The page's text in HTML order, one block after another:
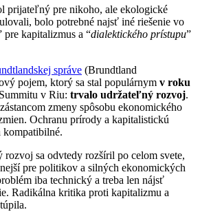
prijateľný pre nikoho, ale ekologické
bolo potrebné najsť iné riešenie vo
pre kapitalizmus a “dialektického prístupu”
správe (Brundtland
pojem, ktorý sa stal populárnym v roku
v Riu: trvalo udržateľný rozvoj.
zmeny spôsobu ekonomického
Ochranu prírody a kapitalistickú
kompatibilné.
sa odvtedy rozšíril po celom svete,
pre politikov a silných ekonomických
iba technický a treba len nájsť
Radikálna kritika proti kapitalizmu a